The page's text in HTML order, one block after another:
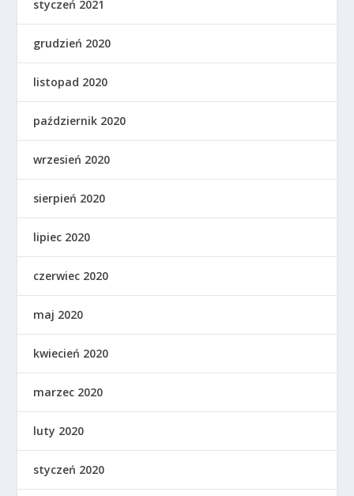
styczeń 2021
grudzień 2020
listopad 2020
październik 2020
wrzesień 2020
sierpień 2020
lipiec 2020
czerwiec 2020
maj 2020
kwiecień 2020
marzec 2020
luty 2020
styczeń 2020